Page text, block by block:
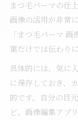
まつ毛パーマの仕
画像の活用が非常
「まつ毛パーマ
葉だけでは伝わり
具体的には、気に
に保存しておき、
的です。自分の目
ど、画像編集アプ